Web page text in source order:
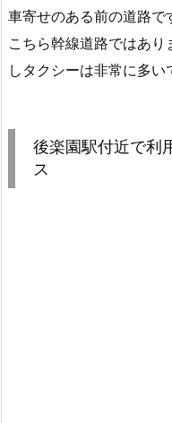
車寄せのある前の道路で
こちら幹線道路ではあ
しタクシーは非常に多い
後楽園駅付近で利
ス